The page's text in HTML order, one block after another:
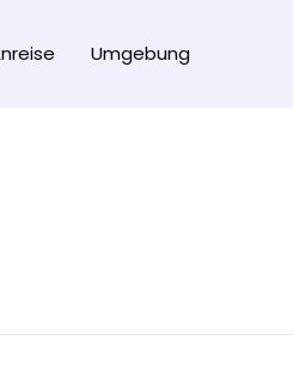
Umgebung